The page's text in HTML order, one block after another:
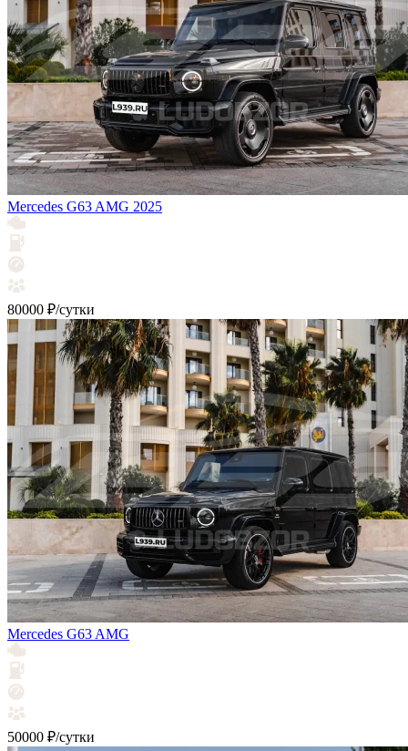
Mercedes G63 AMG 2025
80000 ₽/сутки
Mercedes G63 AMG
50000 ₽/сутки